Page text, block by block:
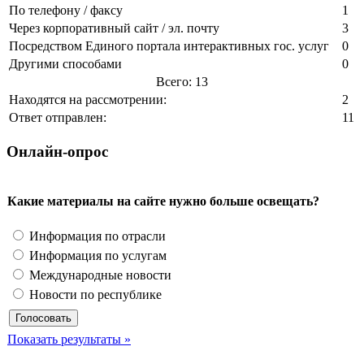
По телефону / факсу
1
Через корпоративный сайт / эл. почту
3
Посредством Единого портала интерактивных гос. услуг
0
Другими способами
0
Всего: 13
Находятся на рассмотрении:
2
Ответ отправлен:
11
Онлайн-опрос
Какие материалы на сайте нужно больше освещать?
Информация по отрасли
Информация по услугам
Международные новости
Новости по республике
Показать результаты »